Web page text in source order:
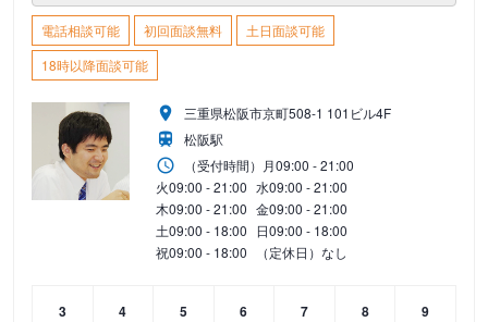
電話相談可能 初回面談無料
土日面談可能
18時以降面談可能
三重県松阪市京町508-1 101ビル4F
松阪駅
（受付時間） 月09:00 - 21:00
火09:00 - 21:00 水09:00 - 21:00
木09:00 - 21:00 金09:00 - 21:00
土09:00 - 18:00 日09:00 - 18:00
祝09:00 - 18:00 （定休日）なし
3
4
5
6
7
8
9